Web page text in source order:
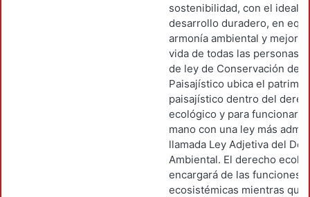
sostenibilidad, con el ideal
desarrollo duradero, en
armonía ambiental y
vida de todas las personas.
de ley de Conservación del
Paisajístico ubica el
paisajístico dentro del
ecológico y para funcionar
mano con una ley más
llamada Ley Adjetiva del
Ambiental. El derecho
encargará de las funciones
ecosistémicas mientras que